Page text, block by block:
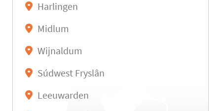
Harlingen
Midlum
Wijnaldum
Súdwest Fryslân
Leeuwarden